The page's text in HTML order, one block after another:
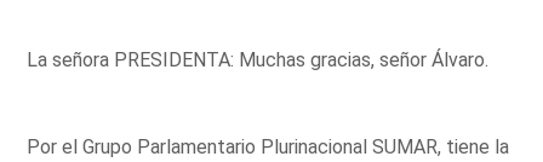
La señora PRESIDENTA: Muchas gracias, señor Álvaro.
Por el Grupo Parlamentario Plurinacional SUMAR, tiene la